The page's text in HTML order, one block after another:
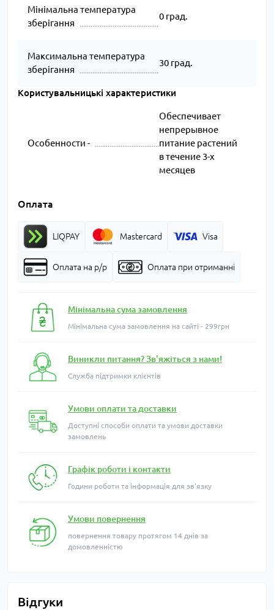
Мінімальна температура
зберігання
0 град.
Максимальна температура
зберігання
30 град.
Користувальницькі характеристики
Особенности -
Обеспечивает
непрерывное
питание растений
в течение 3-х
месяцев
Оплата
LIQPAY Mastercard Visa
Оплата на р/р Оплата при отриманні
Мінімальна сума замовлення
Мінімальна сума замовлення на сайті - 299грн
Виникли питання? Зв'яжіться з нами!
Служба підтримки клієнтів
Умови оплати та доставки
Доступні способи оплати та умови доставки
замовлень
Графік роботи і контакти
Години роботи та інформація для зв'язку
Умови повернення
повернення товару протягом 14 днів за
домовленністю
Відгуки